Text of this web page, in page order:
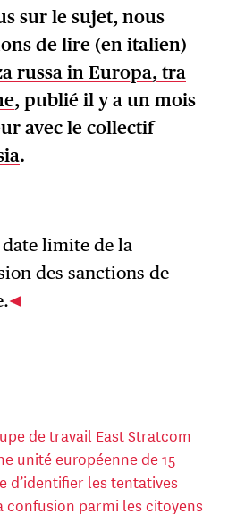
sur le sujet, nous
de lire (en italien)
russa in Europa, tra
, publié il y a un mois
avec le collectif
.
limite de la
des sanctions de
de travail East Stratcom
unité européenne de 15
d’identifier les tentatives
confusion parmi les citoyens